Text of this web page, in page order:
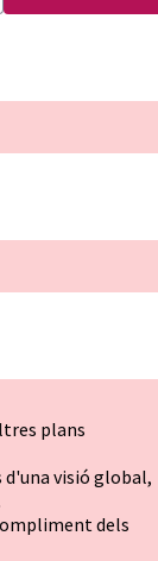
plans
d'una visió global,
dels